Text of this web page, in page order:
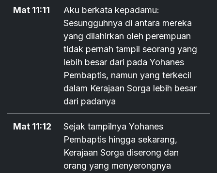
Mat 11:11
Aku berkata kepadamu:
Sesungguhnya di antara mereka
yang dilahirkan oleh perempuan
tidak pernah tampil seorang yang
lebih besar dari pada Yohanes
Pembaptis, namun yang terkecil
dalam Kerajaan Sorga lebih besar
dari padanya
Mat 11:12
Sejak tampilnya Yohanes
Pembaptis hingga sekarang,
Kerajaan Sorga diserong dan
orang yang menyerongnya